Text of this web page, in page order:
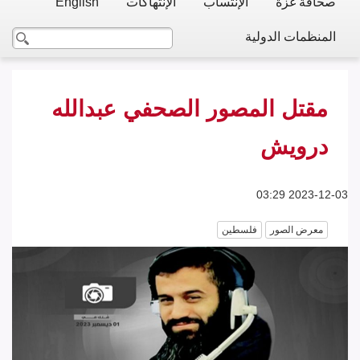
المنظمات الدولية
مقتل المصور الصحفي عبدالله
درويش
2023-12-03 03:29
معرض الصور فلسطين